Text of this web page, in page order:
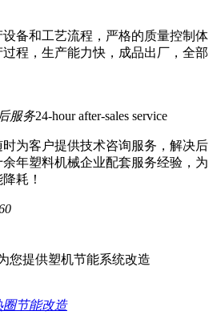
备和工艺流程，严格的质量控制体
程，生产能力快，成品出厂，全部
服务24-hour after-sales service
为客户提供技术咨询服务，解决后
年塑料机械企业配套服务经验，为
耗！
您提供塑机节能系统改造
节能改造